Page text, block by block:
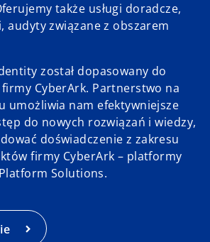
także usługi doradcze,
audyty związane z obszarem
został dopasowany do
CyberArk. Partnerstwo na
umożliwia nam efektywniejsze
do nowych rozwiązań i wiedzy,
doświadczenie z zakresu
firmy CyberArk – platformy
Solutions.